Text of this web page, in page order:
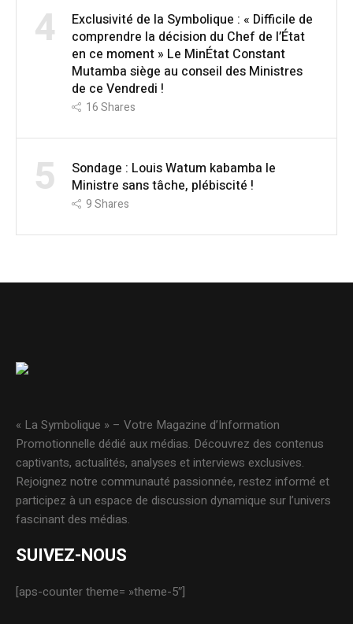
4
Exclusivité de la Symbolique : « Difficile de
comprendre la décision du Chef de l’État
en ce moment » Le MinÉtat Constant
Mutamba siège au conseil des Ministres
de ce Vendredi !
16Shares
5
Sondage : Louis Watum kabamba le
Ministre sans tâche, plébiscité !
9Shares
« La Symbolique » – Votre Magazine d’Information
Promotionnelle dédié aux médias. Découvrez des contenus
captivants, actualités, analyses et interviews exclusives.
Rejoignez notre communauté passionnée, restez informé et
participez à un espace de discussion dynamique sur l’univers
fascinant des médias.
SUIVEZ-NOUS
[aps-counter theme= »theme-5″]